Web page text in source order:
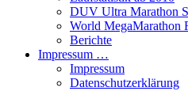
DUV Ultra Marathon
World MegaMarathon
Berichte
Impressum …
Impressum
Datenschutzerklärung